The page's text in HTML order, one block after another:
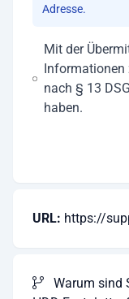
Adresse.
Mit der
Informationen
nach § 13
haben.
URL: https://
Warum sind